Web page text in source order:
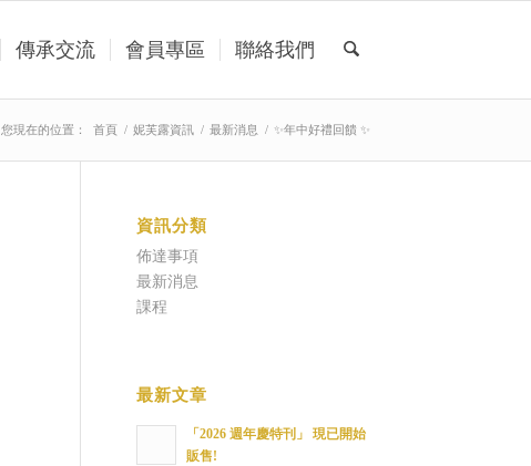
傳承交流 會員專區 聯絡我們
您現在的位置： 首頁 / 妮芙露資訊 / 最新消息 / ✨年中好禮回饋 ✨
資訊分類
佈達事項
最新消息
課程
最新文章
「2026 週年慶特刊」 現已開始
販售!